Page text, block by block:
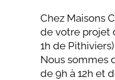
Chez Maisons
de votre projet
1h de
Nous sommes
de 9h à 12h et